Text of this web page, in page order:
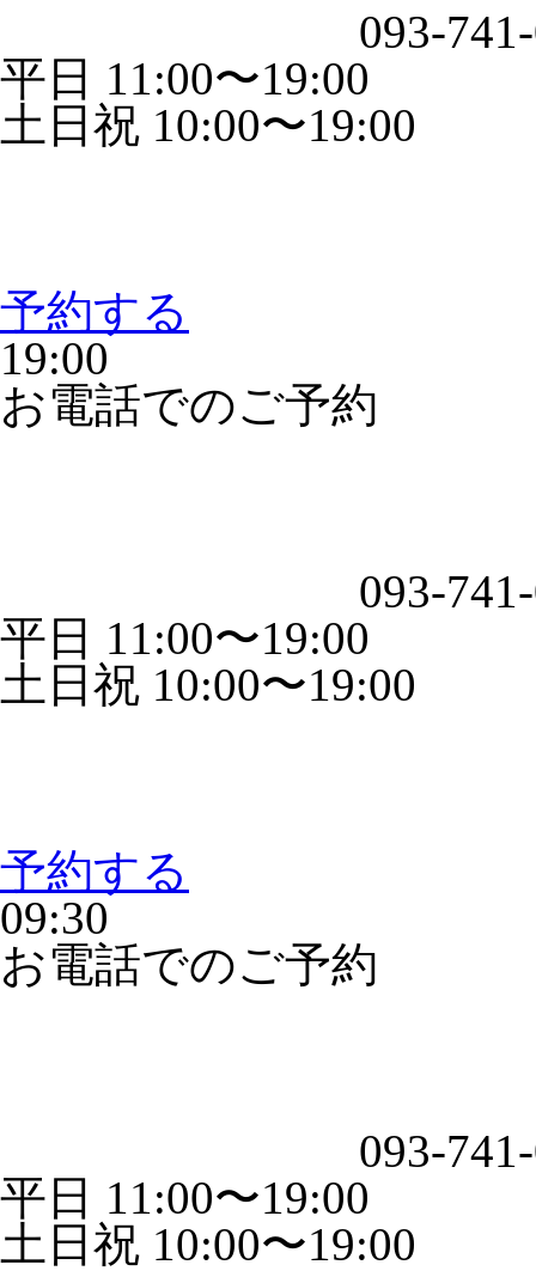
093-
平日 11:00〜19:00
土日祝 10:00〜19:00
予約する
19:00
お電話でのご予約
093-
平日 11:00〜19:00
土日祝 10:00〜19:00
予約する
09:30
お電話でのご予約
093-
平日 11:00〜19:00
土日祝 10:00〜19:00